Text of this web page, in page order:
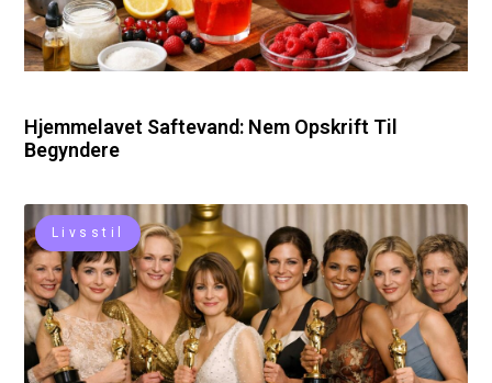
Hjemmelavet Saftevand: Nem Opskrift Til
Begyndere
Livsstil